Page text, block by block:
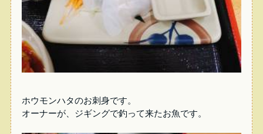
ホウモンハタのお刺身です。
オーナーが、ジギングで釣って来たお魚です。